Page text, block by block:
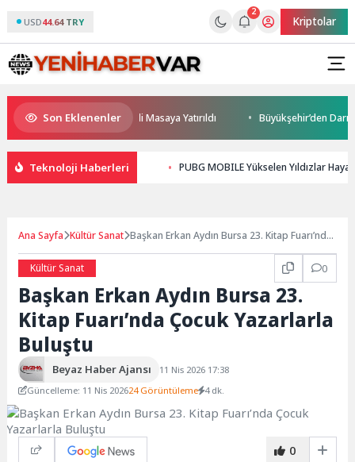
USD44.64 TRY
2
Kriptolar
Son Eklenenler
ve Yatırım Potansiyeli Masaya Yatırıldı Büyükşehir’den Darıca’ya
Teknoloji Haberleri PUBG MOBILE Yükselen Yıldızlar
Ana Sayfa Kültür Sanat Başkan Erkan Aydın Bursa 23. Kitap Fuarı’nda
Kültür Sanat
0
Başkan Erkan Aydın Bursa 23.
Kitap Fuarı’nda Çocuk Yazarlarla
Buluştu
Beyaz Haber Ajansı
11 Nis 2026 17:38
Güncelleme: 11 Nis 202624 Görüntüleme 4 dk.
0